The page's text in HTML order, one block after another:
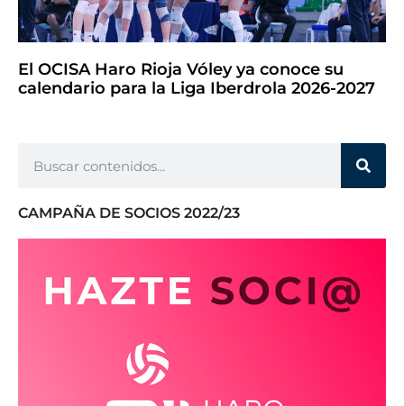
El OCISA Haro Rioja Vóley ya conoce su
calendario para la Liga Iberdrola 2026-2027
CAMPAÑA DE SOCIOS 2022/23